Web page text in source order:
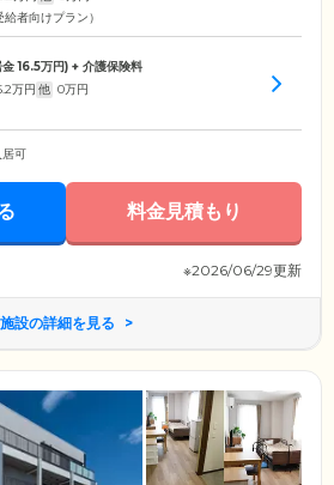
者向けプラン）
金16.5万円) + 介護保険料
万円 他 0万円
可
料金見積もり
※2026/06/29更新
施設の詳細を見る